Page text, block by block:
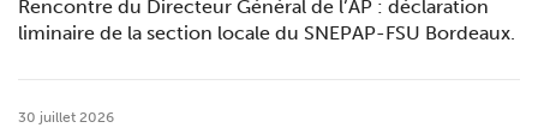
Rencontre du Directeur Général de l’AP : déclaration
liminaire de la section locale du SNEPAP-FSU Bordeaux.
30 juillet 2026